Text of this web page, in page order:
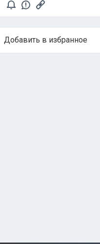
Добавить в избранное
Тема в избранном